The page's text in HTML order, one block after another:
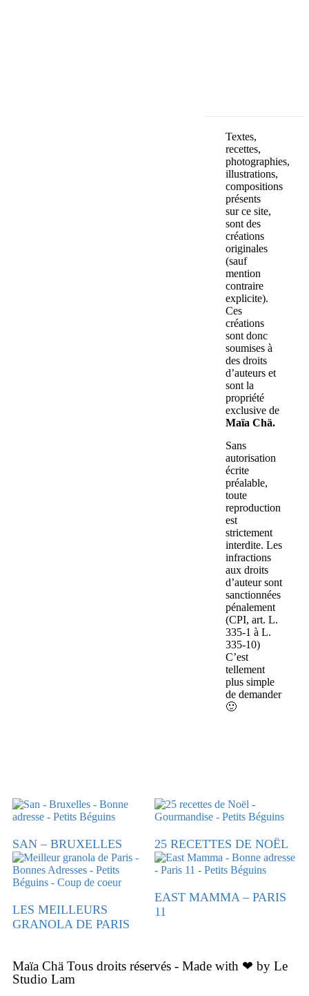
Textes,
recettes,
photographies,
illustrations,
compositions
présents
sur ce site,
sont des
créations
originales
(sauf
mention
contraire
explicite).
Ces
créations
sont donc
soumises à
des droits
d’auteurs et
sont la
propriété
exclusive de
Maïa Chä.
Sans
autorisation
écrite
préalable,
toute
reproduction
est
strictement
interdite. Les
infractions
aux droits
d’auteur sont
sanctionnées
pénalement
(CPI, art. L.
335-1 à L.
335-10)
C’est
tellement
plus simple
de demander
🙂
SAN – BRUXELLES 25 RECETTES DE NOËL
LES MEILLEURS
GRANOLA DE PARIS
EAST MAMMA – PARIS
11
Maïa Chä Tous droits réservés - Made with ❤ by Le
Studio Lam